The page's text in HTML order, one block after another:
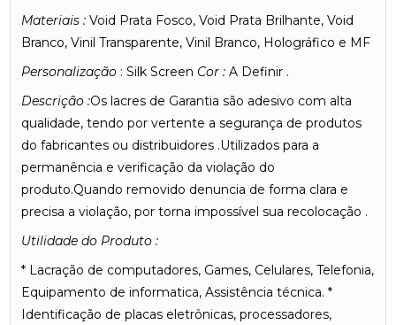
Materiais : Void Prata Fosco, Void Prata Brilhante, Void
Branco, Vinil Transparente, Vinil Branco, Holográfico e MF
Personalização : Silk Screen Cor : A Definir .
Descrição :Os lacres de Garantia são adesivo com alta
qualidade, tendo por vertente a segurança de produtos
do fabricantes ou distribuidores .Utilizados para a
permanência e verificação da violação do
produto.Quando removido denuncia de forma clara e
precisa a violação, por torna impossível sua recolocação .
Utilidade do Produto :
* Lacração de computadores, Games, Celulares, Telefonia,
Equipamento de informatica, Assistência técnica. *
Identificação de placas eletrônicas, processadores,